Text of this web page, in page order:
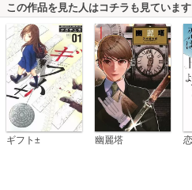
この作品を見た人はコチラも見ています
ギフト± 幽麗塔